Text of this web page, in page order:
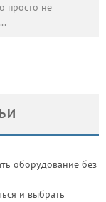
просто не
оборудование без
и выбрать